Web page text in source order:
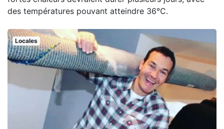
des températures pouvant atteindre 36°C.
Locales